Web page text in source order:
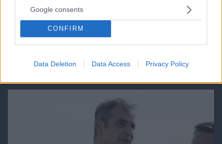
Google consents
CONFIRM
Data Deletion Data Access Privacy Policy
Καρκίνος παχέος εντέρου: Το απλό τεστ που
παράδειγμα της Ισπανίας
07.08.2026, 18:31